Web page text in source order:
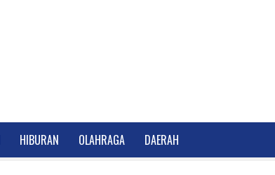
HIBURAN OLAHRAGA DAERAH